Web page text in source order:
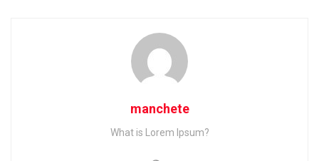
manchete
What is Lorem Ipsum?